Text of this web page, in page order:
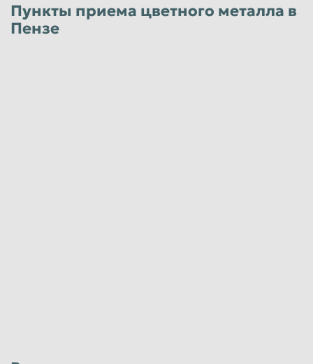
Пункты приема цветного металла в
Пензе